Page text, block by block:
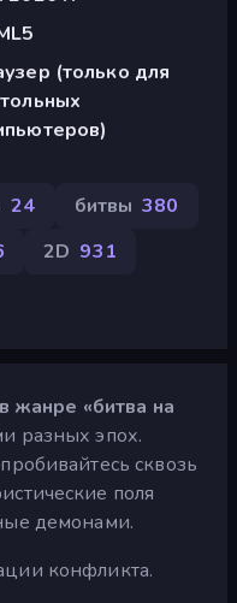
(только для
24 битвы 380
2D 931
жанре «битва на
разных эпох.
сквозь
поля
демонами.
конфликта.